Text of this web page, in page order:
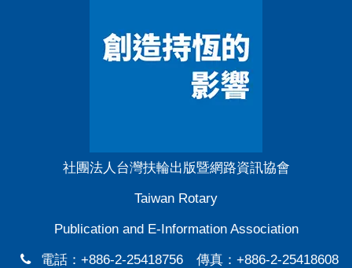
社團法人台灣扶輪出版暨網路資訊協會
Taiwan Rotary
Publication and E-Information Association
電話：+886-2-25418756 傳真：+886-2-25418608